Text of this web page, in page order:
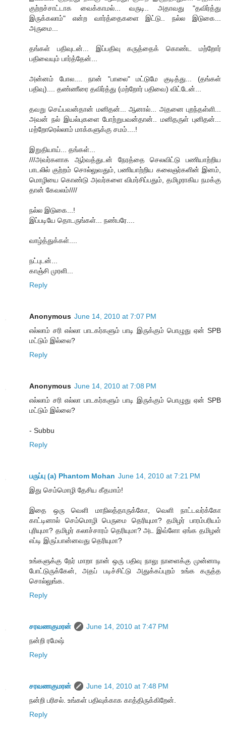
குற்றச்சாட்டாக வைக்காமல்... வருடி.. அதாவது "தவிர்த்து
இருக்கலாம்" என்ற வார்த்தைகளை இட்டு.. நல்ல இடுகை...
அருமை...
தங்கள் பதிவுடன்... இப்பதிவு கருத்தைக் கொண்ட மற்றோர்
பதிவையும் பார்த்தேன்...
அன்னம் போல.... நான் "பாலை" மட்டுமே குடித்து... (தங்கள்
பதிவு).... தண்ணீரை தவிர்த்து (மற்றோர் பதிவை) விட்டேன்...
தவறு செய்பவன்தான் மனிதன்... ஆனால்... அதனை புறந்தள்ளி...
அவன் நல் இயல்புகளை போற்றுபவன்தான்.. மனிதருள் புனிதன்...
மற்றோரெல்லாம் மாக்களுக்கு சமம்....!
இறுதியாய்... தங்கள்...
///அவர்களாக ஆர்வத்துடன் நேரத்தை செலவிட்டு பணியாற்றிய
பாடலில் குற்றம் சொல்லுவதும், பணியாற்றிய கலைஞர்களின் இனம்,
மொழியை கொண்டு அவர்களை விமர்சிப்பதும், தமிழராகிய நமக்கு
தான் கேவலம்////
நல்ல இடுகை...!
இப்படியே தொடருங்கள்... நண்பரே....
வாழ்த்துக்கள்....
நட்புடன்...
காஞ்சி முரளி...
Reply
Anonymous June 14, 2010 at 7:07 PM
எல்லாம் சரி எல்லா பாடகர்களும் பாடி இருக்கும் பொழுது ஏன் SPB
மட்டும் இல்லை?
Reply
Anonymous June 14, 2010 at 7:08 PM
எல்லாம் சரி எல்லா பாடகர்களும் பாடி இருக்கும் பொழுது ஏன் SPB
மட்டும் இல்லை?
- Subbu
Reply
பருப்பு (a) Phantom Mohan June 14, 2010 at 7:21 PM
இது செம்மொழி தேசிய கீதமாம்!
இதை ஒரு வெளி மாநிலத்தாருக்கோ, வெளி நாட்டவர்க்கோ
காட்டினால் செம்மொழி பெருமை தெரியுமா? தமிழர் பாரம்பரியம்
புரியுமா? தமிழர் கலாச்சாரம் தெரியுமா? அட இவ்ளோ ஏங்க தமிழன்
எப்டி இருப்பான்னவது தெரியுமா?
உங்களுக்கு நேர் மாறா நான் ஒரு பதிவு நாலு நாளைக்கு முன்னாடி
போட்டுருக்கேன், அதப் படிச்சிட்டு அதுக்கப்புறம் உங்க கருத்த
சொல்லுங்க.
Reply
சரவணகுமரன்
June 14, 2010 at 7:47 PM
நன்றி ரமேஷ்
Reply
சரவணகுமரன்
June 14, 2010 at 7:48 PM
நன்றி பரிசல். உங்கள் பதிவுக்காக காத்திருக்கிறேன்.
Reply